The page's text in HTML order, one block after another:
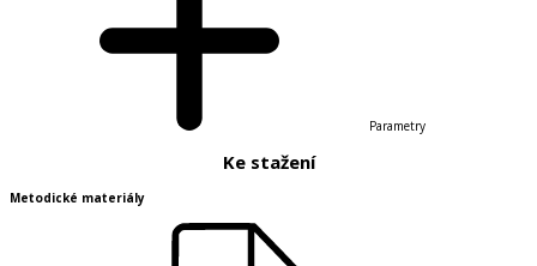
Parametry
Ke stažení
Metodické materiály